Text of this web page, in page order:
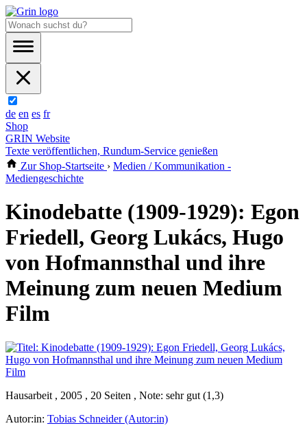
de en es fr
Shop
GRIN Website
Texte veröffentlichen, Rundum-Service genießen
Zur Shop-Startseite › Medien / Kommunikation -
Mediengeschichte
Kinodebatte (1909-1929): Egon
Friedell, Georg Lukács, Hugo
von Hofmannsthal und ihre
Meinung zum neuen Medium
Film
Hausarbeit , 2005 , 20 Seiten , Note: sehr gut (1,3)
Autor:in: Tobias Schneider (Autor:in)